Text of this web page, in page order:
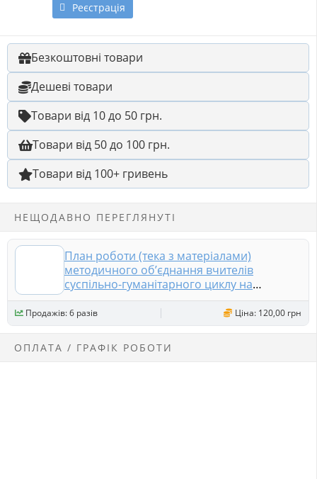
Реєстрація
Безкоштовні товари
Дешеві товари
Товари від 10 до 50 грн.
Товари від 50 до 100 грн.
Товари від 100+ гривень
НЕЩОДАВНО ПЕРЕГЛЯНУТІ
План роботи (тека з матеріалами)
методичного об’єднання вчителів
суспільно-гуманітарного циклу на
2026/2027 навчальний рік
Продажів: 6 разів Ціна: 120,00 грн
ОПЛАТА / ГРАФІК РОБОТИ